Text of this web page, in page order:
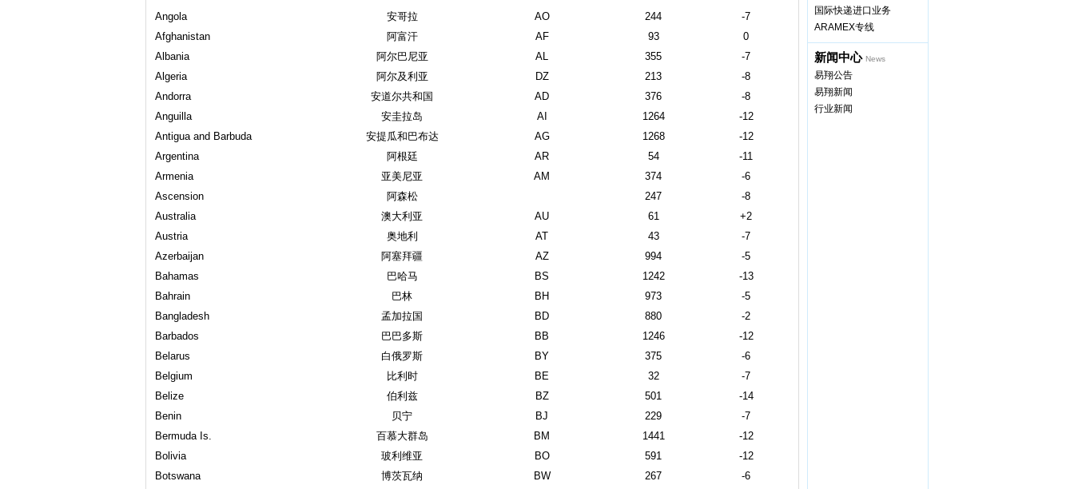
Angola
安哥拉 AO 244
-7
Afghanistan
阿富汗 AF 93
0
Albania
阿尔巴尼亚 AL 355
-7
Algeria
阿尔及利亚 DZ 213
-8
Andorra
安道尔共和国 AD 376
-8
Anguilla
安圭拉岛 AI 1264
-12
Antigua and Barbuda
安提瓜和巴布达 AG 1268
-12
Argentina
阿根廷 AR 54
-11
Armenia
亚美尼亚 AM 374
-6
Ascension
阿森松 247
-8
Australia
澳大利亚 AU 61
+2
Austria
奥地利 AT 43
-7
Azerbaijan
阿塞拜疆 AZ 994
-5
Bahamas
巴哈马 BS 1242
-13
Bahrain
巴林 BH 973
-5
Bangladesh
孟加拉国 BD 880
-2
Barbados
巴巴多斯 BB 1246
-12
Belarus
白俄罗斯 BY 375
-6
Belgium
比利时 BE 32
-7
Belize
伯利兹 BZ 501
-14
Benin
贝宁 BJ 229
-7
Bermuda Is.
百慕大群岛 BM 1441
-12
Bolivia
玻利维亚 BO 591
-12
Botswana
博茨瓦纳 BW 267
-6
国际快递进口业务
ARAMEX专线
新闻中心 News
易翔公告
易翔新闻
行业新闻